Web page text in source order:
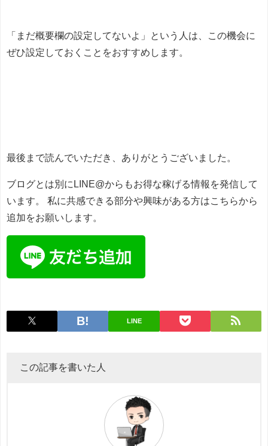
「まだ概要欄の設定してないよ」という人は、この機会に
ぜひ設定しておくことをおすすめします。
最後まで読んでいただき、ありがとうございました。
ブログとは別にLINE@からもお得な稼げる情報を発信して
います。
私に共感できる部分や興味がある方はこちらから
追加をお願いします。
LINE
この記事を書いた人